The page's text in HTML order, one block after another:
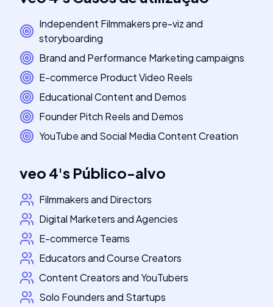
Independent Filmmakers pre-viz and
storyboarding
Brand and Performance Marketing campaigns
E-commerce Product Video Reels
Educational Content and Demos
Founder Pitch Reels and Demos
YouTube and Social Media Content Creation
veo 4's Público-alvo
Filmmakers and Directors
Digital Marketers and Agencies
E-commerce Teams
Educators and Course Creators
Content Creators and YouTubers
Solo Founders and Startups